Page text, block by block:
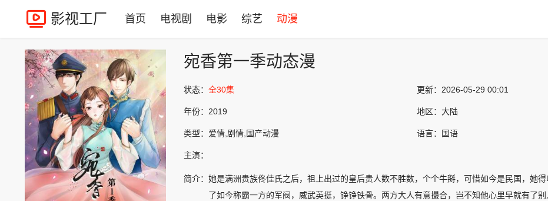
影视工厂 首页 电视剧 电影 综艺 动漫
宛香第一季动态漫
状态： 全30集 更新： 2026-05-29 00:01
年份： 2019 地区： 大陆
类型： 爱情,剧情,国产动漫 语言： 国语
主演：
简介： 她是满洲贵族佟佳氏之后，祖上出过的皇后贵人数不胜数，个个牛掰，可惜如今是民国，她
了如今称霸一方的军阀，威武英挺，铮铮铁骨。两方大人有意撮合，岂不知他心里早就有了